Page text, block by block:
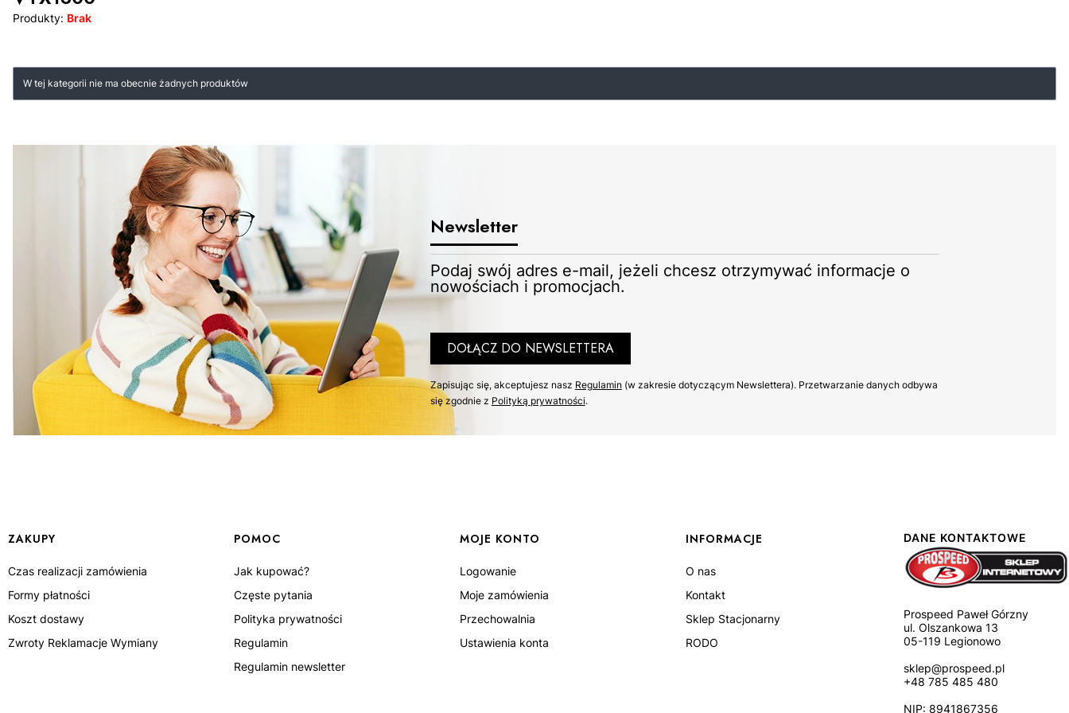
Produkty: Brak
Lista produktów
W tej kategorii nie ma obecnie żadnych produktów
Newsletter
Podaj swój adres e-mail, jeżeli chcesz otrzymywać informacje o
nowościach i promocjach.
DOŁĄCZ DO NEWSLETTERA
Zapisując się, akceptujesz nasz ​ Regulamin​​​ (w zakresie dotyczącym Newslettera). Przetwarzanie danych odbywa
się zgodnie z ​ Polityką prywatności​​​.
Linki w stopce
ZAKUPY
Czas realizacji zamówienia
Formy płatności
Koszt dostawy
Zwroty Reklamacje Wymiany
POMOC
Jak kupować?
Częste pytania
Polityka prywatności
Regulamin
Regulamin newsletter
MOJE KONTO
Logowanie
Moje zamówienia
Przechowalnia
Ustawienia konta
INFORMACJE
O nas
Kontakt
Sklep Stacjonarny
RODO
DANE KONTAKTOWE
Prospeed Paweł Górzny
ul. Olszankowa 13
05-119 Legionowo
sklep@prospeed.pl
+48 785 485 480
NIP: 8941867356